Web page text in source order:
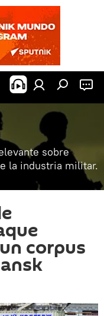
sobre
la industria militar.
corpus